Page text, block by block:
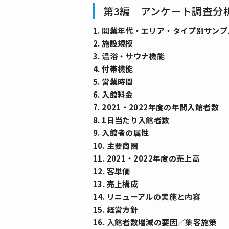
第3編 アンケート調査分
1. 開業年代・エリア・タイプ別サン
2. 施設規模
3. 温浴・サウナ機能
4. 付帯機能
5. 営業時間
6. 入館料金
7. 2021・2022年度の年間入館者数
8. 1日当たり入館者数
9. 入館者の属性
10. 主要商圏
11. 2021・2022年度の売上高
12. 客単価
13. 売上構成
14. リニューアルの実施と内容
15. 経営方針
16. 入館者数増減の要因／集客施策